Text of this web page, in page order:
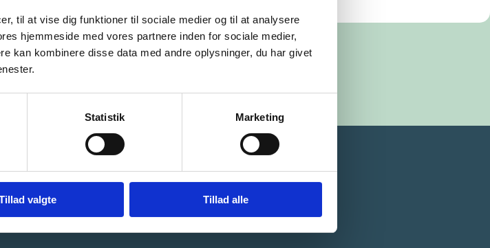
til at vise dig funktioner til sociale medier og til at analysere
hjemmeside med vores partnere inden for sociale medier,
kan kombinere disse data med andre oplysninger, du har givet
Statistik Marketing
valgte Tillad alle